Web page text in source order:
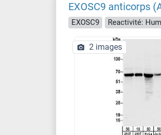
EXOSC9 anticorps
EXOSC9 Reactivité:
2 images